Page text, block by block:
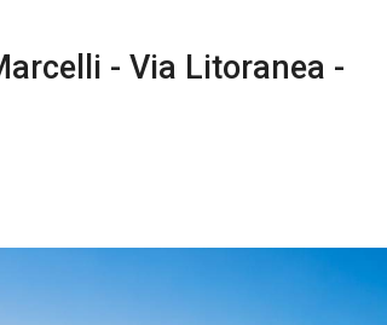
- Via Litoranea -